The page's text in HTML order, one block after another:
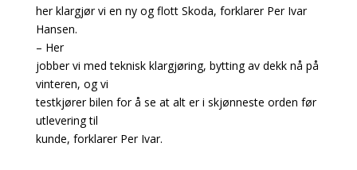
her klargjør vi en ny og flott Skoda, forklarer Per Ivar
Hansen.
– Her
jobber vi med teknisk klargjøring, bytting av dekk nå på
vinteren, og vi
testkjører bilen for å se at alt er i skjønneste orden før
utlevering til
kunde, forklarer Per Ivar.